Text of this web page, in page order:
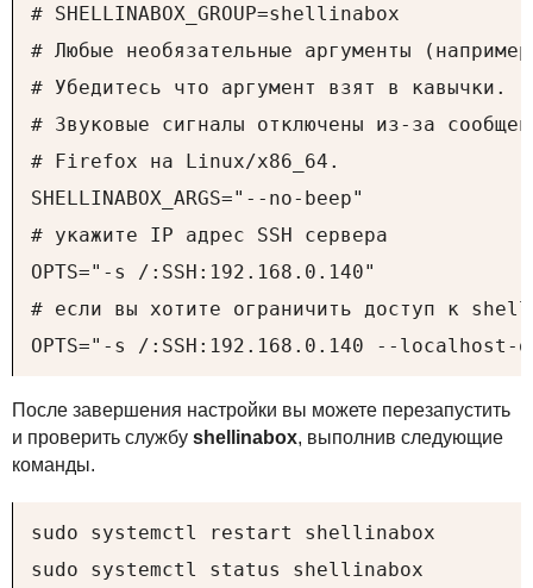
# SHELLINABOX_GROUP=shellinabox
# Любые необязательные аргументы
# Убедитесь что аргумент взят в кавычки.
# Звуковые сигналы отключены из-за
# Firefox на Linux/x86_64.
SHELLINABOX_ARGS="--no-beep"
# укажите IP адрес SSH сервера
OPTS="-s /:SSH:192.168.0.140"
# если вы хотите ограничить доступ к
OPTS="-s /:SSH:192.168.0.140 --localhost-
После завершения настройки вы можете перезапустить
и проверить службу shellinabox, выполнив следующие
команды.
sudo systemctl restart shellinabox
sudo systemctl status shellinabox